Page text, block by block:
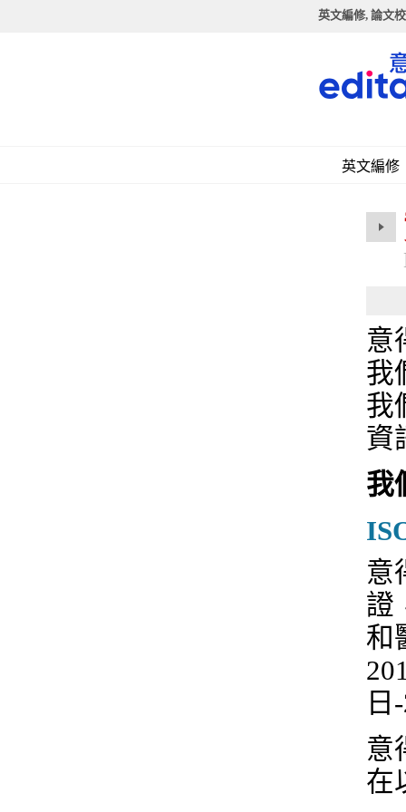
英文編修, 論文
英文編修
意
我
我
資
我
意
證
和
日
意
在